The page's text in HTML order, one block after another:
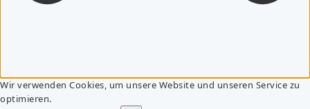
Wir verwenden Cookies, um unsere Website und unseren Service zu
optimieren.